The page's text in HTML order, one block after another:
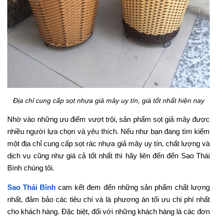
Địa chỉ cung cấp sọt nhựa giả mây uy tín, giá tốt nhất hiện nay
Nhờ vào những ưu điểm vượt trội, sản phẩm sọt giả mây được
nhiều người lựa chọn và yêu thích. Nếu như bạn đang tìm kiếm
một địa chỉ cung cấp sọt rác nhựa giả mây uy tín, chất lượng và
dịch vụ cũng như giá cả tốt nhất thì hãy liên đến đến Sao Thái
Bình chúng tôi.
Sao Thái Bình cam kết đem đến những sản phẩm chất lượng
nhất, đảm bảo các tiêu chí và là phương án tối ưu chi phí nhất
cho khách hàng. Đặc biệt, đối với những khách hàng là các đơn